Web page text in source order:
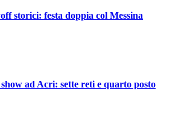
storici: festa doppia col Messina
ad Acri: sette reti e quarto posto